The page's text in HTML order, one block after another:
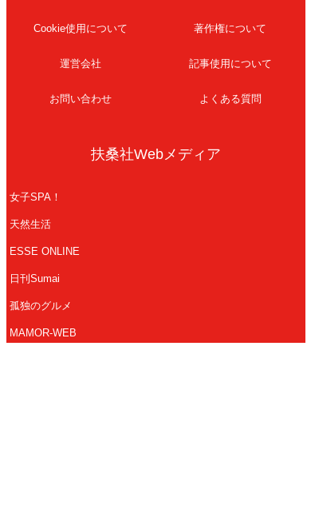
Cookie使用について 著作権について
運営会社 記事使用について
お問い合わせ よくある質問
扶桑社Webメディア
女子SPA！
天然生活
ESSE ONLINE
日刊Sumai
孤独のグルメ
MAMOR-WEB